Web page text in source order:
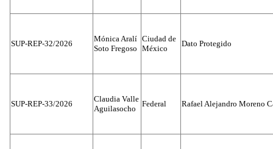
SUP-REP-32/2026
Mónica Aralí
Soto Fregoso
Ciudad de
México
Dato Protegido
SUP-REP-33/2026
Claudia Valle
Aguilasocho
Federal Rafael Alejandro Moreno